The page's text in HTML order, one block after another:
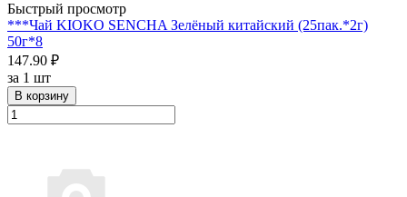
Быстрый просмотр
***Чай KIOKO SENCHA Зелёный китайский (25пак.*2г)
50г*8
147.90 ₽
за 1 шт
В корзину